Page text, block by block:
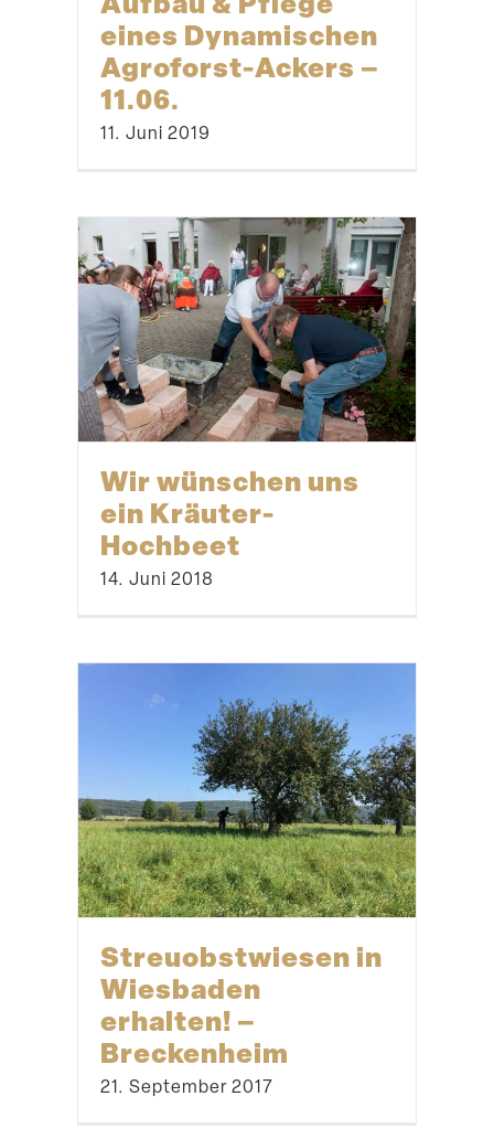
eines Dynami­schen
Agroforst-Ackers –
11.06.
11. Juni 2019
Wir wünschen uns
ein Kräuter-
Hochbeet
14. Juni 2018
Streu­obst­wiesen in
Wiesbaden
erhalten! –
Breckenheim
21. September 2017